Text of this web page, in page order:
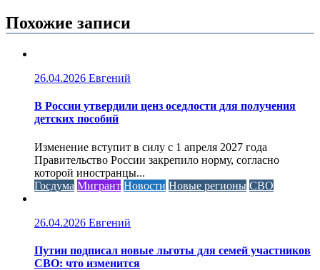
Похожие записи
26.04.2026 Евгений
В России утвердили ценз оседлости для получения
детских пособий
Изменение вступит в силу с 1 апреля 2027 года
Правительство России закрепило норму, согласно
которой иностранцы...
Госдума Мигрант Новости Новые регионы СВО
26.04.2026 Евгений
Путин подписал новые льготы для семей участников
СВО: что изменится